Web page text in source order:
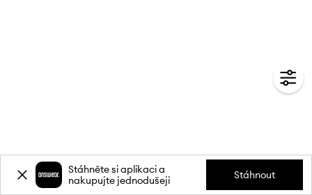
Stáhněte si aplikaci a
nakupujte jednodušeji
Stáhnout